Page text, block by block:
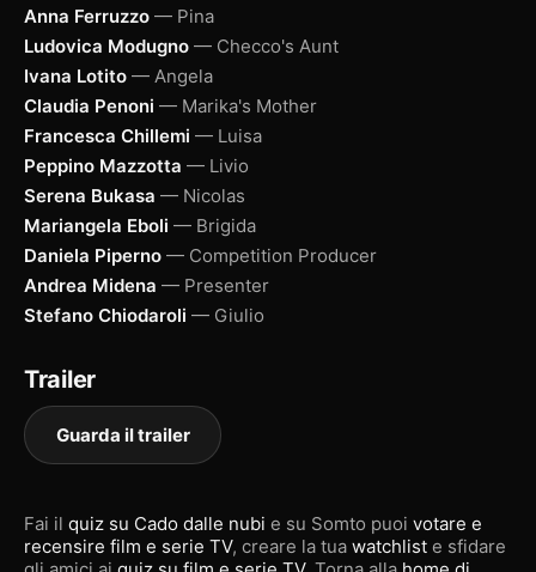
Anna Ferruzzo — Pina
Ludovica Modugno — Checco's Aunt
Ivana Lotito — Angela
Claudia Penoni — Marika's Mother
Francesca Chillemi — Luisa
Peppino Mazzotta — Livio
Serena Bukasa — Nicolas
Mariangela Eboli — Brigida
Daniela Piperno — Competition Producer
Andrea Midena — Presenter
Stefano Chiodaroli — Giulio
Trailer
Guarda il trailer
Fai il quiz su Cado dalle nubi e su Somto puoi votare e
recensire film e serie TV, creare la tua watchlist e sfidare